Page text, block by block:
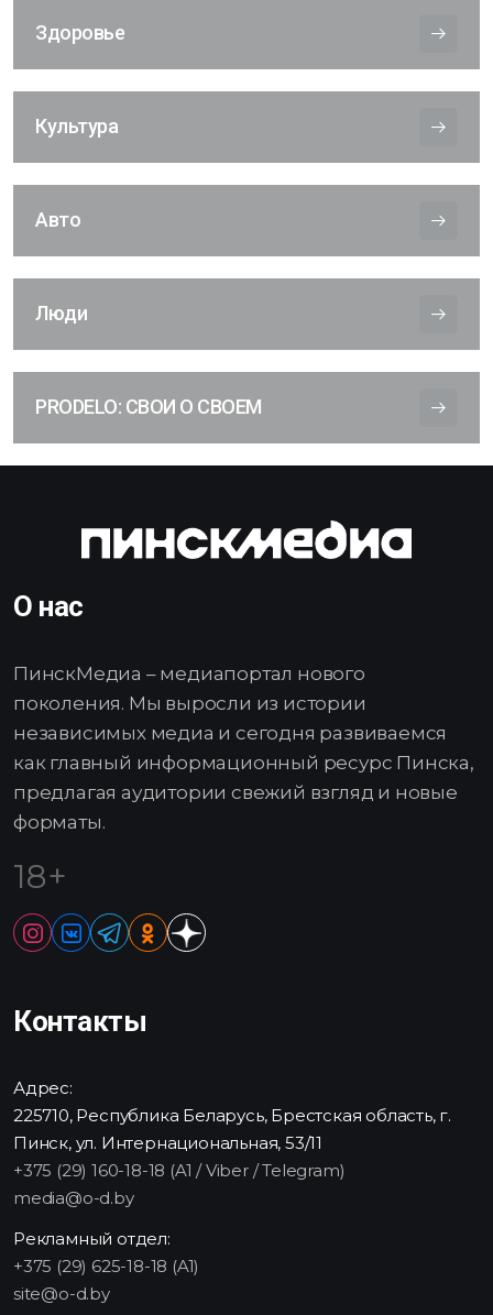
Здоровье
Культура
Авто
Люди
PRODELO: СВОИ О СВОЕМ
О нас
ПинскМедиа – медиапортал нового
поколения. Мы выросли из истории
независимых медиа и сегодня развиваемся
как главный информационный ресурс Пинска,
предлагая аудитории свежий взгляд и новые
форматы.
18+
Контакты
Адрес:
225710, Республика Беларусь, Брестская область, г.
Пинск, ул. Интернациональная, 53/11
+375 (29) 160-18-18 (A1 / Viber / Telegram)
media@o-d.by
Рекламный отдел:
+375 (29) 625-18-18 (A1)
site@o-d.by